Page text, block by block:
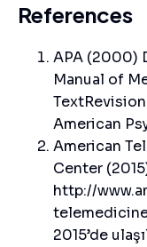
References
APA (2000)
Manual of
American
American
Center
http://
2015’de